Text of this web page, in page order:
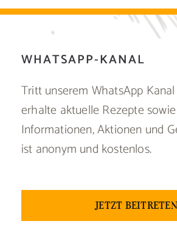
WHATSAPP-KANAL
Tritt unserem WhatsApp
erhalte aktuelle Rezepte
Informationen, Aktionen und
ist anonym und kostenlos.
JETZT BEITRETEN